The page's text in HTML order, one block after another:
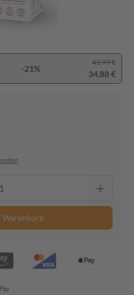
-21%
43,99 €
34,88 €
Warenkorb